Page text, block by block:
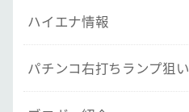
ハイエナ情報
パチンコ右打ちランプ狙い